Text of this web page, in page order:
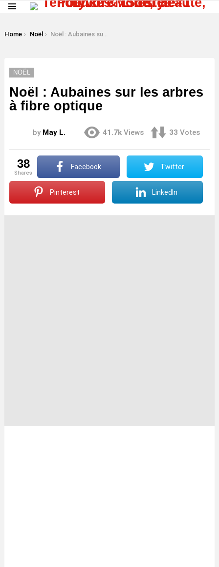
You are here:
Home Noël Noël : Aubaines sur les arbres à fibre optique
NOËL
Noël : Aubaines sur les arbres
à fibre optique
by May L. 41.7k Views 33 Votes
38
shares
Facebook Twitter
Pinterest LinkedIn